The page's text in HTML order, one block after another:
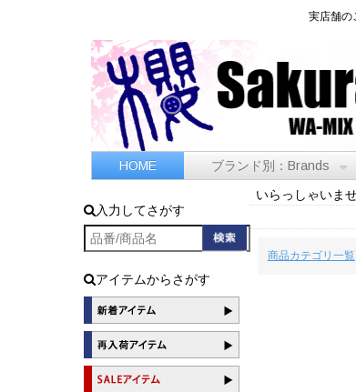
実店舗の
HOME ブランド別：Brands
入力してさがす
アイテムからさがす
いらっしゃいま
商品カテゴリ一覧